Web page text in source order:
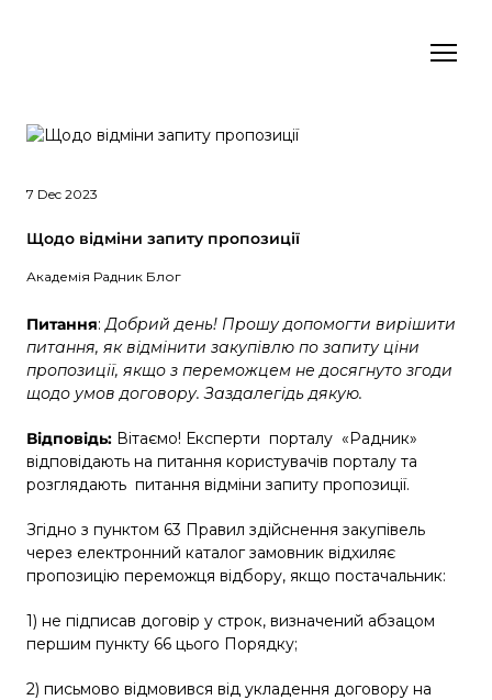
7 Dec 2023
Щодо відміни запиту пропозиції
Академія Радник Блог
Питання:Добрий день! Прошу допомогти вирішити
питання, як відмінити закупівлю по запиту ціни
пропозиції, якщо з переможцем не досягнуто згоди
щодо умов договору.Заздалегідьдякую.
Відповідь: Вітаємо! Експерти порталу «Радник»
відповідають на питання користувачів порталу та
розглядають питання відміни запиту пропозиції.
Згідно з пунктом 63 Правил здійснення закупівель
через електронний каталог замовник відхиляє
пропозицію переможця відбору, якщо постачальник:
1) не підписав договір у строк, визначений абзацом
першим пункту 66 цього Порядку;
2) письмово відмовився від укладення договору на